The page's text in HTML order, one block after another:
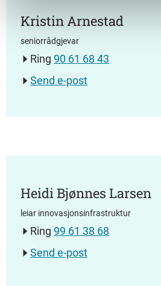
Kristin Arnestad
seniorrådgjevar
Ring 90 61 68 43
Send e-post
Heidi Bjønnes Larsen
leiar innovasjonsinfrastruktur
Ring 99 61 38 68
Send e-post